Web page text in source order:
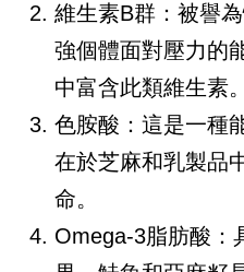
維生素B群：被譽
強個體面對壓力的
中富含此類維生素。
色胺酸：這是一種
在於芝麻和乳製品
命。
Omega-3脂肪酸：